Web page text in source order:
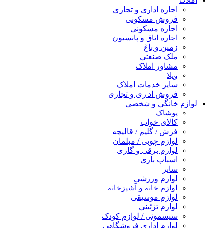
اجاره اداری و تجاری
فروش مسکونی
اجاره مسکونی
اجاره اتاق و پانسیون
زمین و باغ
ملک صنعتی
مشاور املاک
ویلا
سایر خدمات املاک
فروش اداری و تجاری
لوازم خانگی و شخصی
پوشاک
کالای خواب
فرش / گلیم / قالیچه
لوازم چوبی / مبلمان
لوازم برقی و گازی
اسباب بازی
سایر
لوازم ورزشی
لوازم خانه و آشپزخانه
لوازم موسیقی
لوازم تزئینی
سیسمونی / لوازم کودک
لوازم اداری فروشگاهی